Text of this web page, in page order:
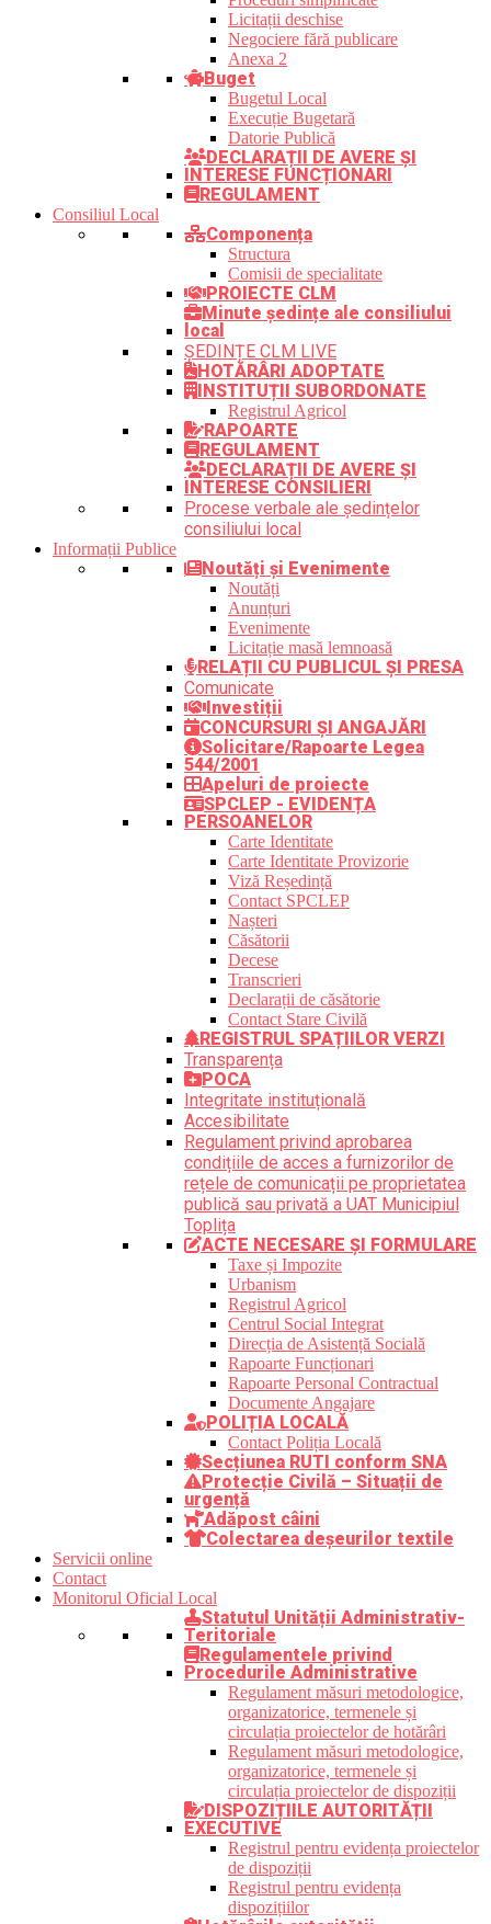
Licitații deschise
Negociere fără publicare
Anexa 2
Buget
Bugetul Local
Execuție Bugetară
Datorie Publică
DECLARAȚII DE AVERE ȘI
INTERESE FUNCȚIONARI
REGULAMENT
Consiliul Local
Componența
Structura
Comisii de specialitate
PROIECTE CLM
Minute ședințe ale consiliului
local
ȘEDINȚE CLM LIVE
HOTĂRÂRI ADOPTATE
INSTITUȚII SUBORDONATE
Registrul Agricol
RAPOARTE
REGULAMENT
DECLARAȚII DE AVERE ȘI
INTERESE CONSILIERI
Procese verbale ale ședințelor
consiliului local
Informații Publice
Noutăți și Evenimente
Noutăți
Anunțuri
Evenimente
Licitație masă lemnoasă
RELAȚII CU PUBLICUL ȘI PRESA
Comunicate
Investiții
CONCURSURI ȘI ANGAJĂRI
Solicitare/Rapoarte Legea
544/2001
Apeluri de proiecte
SPCLEP - EVIDENȚA
PERSOANELOR
Carte Identitate
Carte Identitate Provizorie
Viză Reședință
Contact SPCLEP
Nașteri
Căsătorii
Decese
Transcrieri
Declarații de căsătorie
Contact Stare Civilă
REGISTRUL SPAȚIILOR VERZI
Transparența
POCA
Integritate instituțională
Accesibilitate
Regulament privind aprobarea
condițiile de acces a furnizorilor de
rețele de comunicații pe proprietatea
publică sau privată a UAT Municipiul
Toplița
ACTE NECESARE ȘI FORMULARE
Taxe și Impozite
Urbanism
Registrul Agricol
Centrul Social Integrat
Direcția de Asistență Socială
Rapoarte Funcționari
Rapoarte Personal Contractual
Documente Angajare
POLIȚIA LOCALĂ
Contact Poliția Locală
Secțiunea RUTI conform SNA
Protecție Civilă – Situații de
urgență
Adăpost câini
Colectarea deșeurilor textile
Servicii online
Contact
Monitorul Oficial Local
Statutul Unității Administrativ-
Teritoriale
Regulamentele privind
Procedurile Administrative
Regulament măsuri metodologice,
organizatorice, termenele și
circulația proiectelor de hotărâri
Regulament măsuri metodologice,
organizatorice, termenele și
circulația proiectelor de dispoziții
DISPOZIȚIILE AUTORITĂȚII
EXECUTIVE
Registrul pentru evidența proiectelor
de dispoziții
Registrul pentru evidența
dispozițiilor